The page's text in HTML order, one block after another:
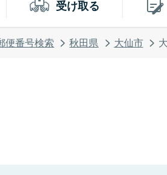
受け取る
便番号検索 秋田県 大仙市